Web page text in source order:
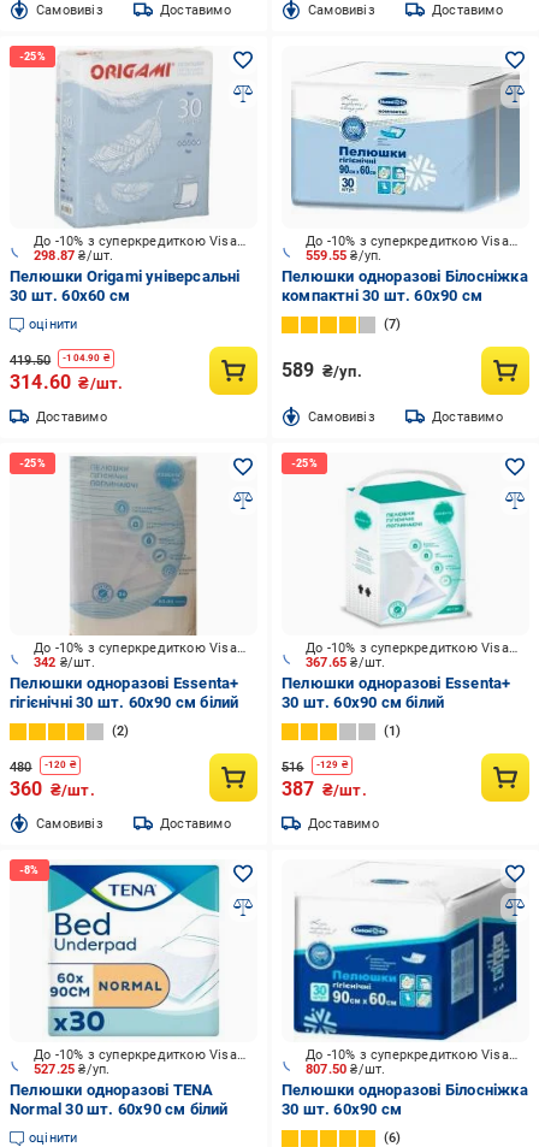
Cамовивіз Доставимо Cамовивіз Доставимо
298.87₴/шт.
До -10% з суперкредиткою Visa Вигода
Пелюшки Origami універсальні
30 шт. 60х60 см
оцінити
419.50 -104.90 ₴
314.60 ₴/шт.
Доставимо
559.55₴/уп.
До -10% з суперкредиткою Visa Вигода
Пелюшки одноразові Білосніжка
компактні 30 шт. 60х90 см
7
589 ₴/уп.
Cамовивіз Доставимо
342 ₴/шт.
До -10% з суперкредиткою Visa Вигода
Пелюшки одноразові Essenta+
гігієнічні 30 шт. 60х90 см білий
2
480 -120 ₴
360 ₴/шт.
Cамовивіз Доставимо
367.65₴/шт.
До -10% з суперкредиткою Visa Вигода
Пелюшки одноразові Essenta+
30 шт. 60х90 см білий
1
516 -129 ₴
387 ₴/шт.
Доставимо
527.25₴/уп.
До -10% з суперкредиткою Visa Вигода
Пелюшки одноразові TENA
Normal 30 шт. 60х90 см білий
оцінити
807.50₴/шт.
До -10% з суперкредиткою Visa Вигода
Пелюшки одноразові Білосніжка
30 шт. 60х90 см
6